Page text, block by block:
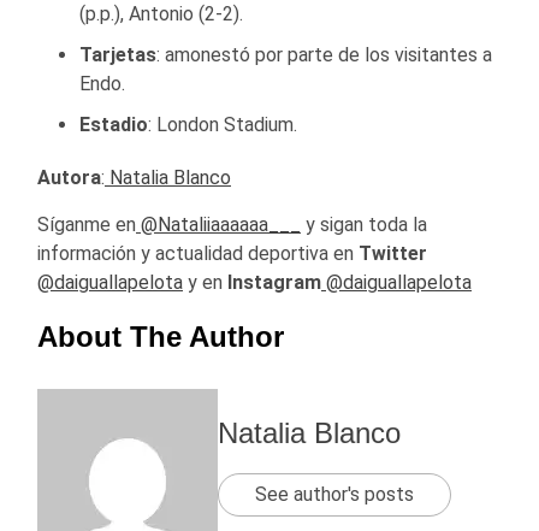
(p.p.), Antonio (2-2).
Tarjetas: amonestó por parte de los visitantes a
Endo.
Estadio: London Stadium.
Autora: Natalia Blanco
Síganme en @Nataliiaaaaaa___
y sigan toda la
información y actualidad deportiva en Twitter
@daiguallapelota y en Instagram @daiguallapelota
About The Author
Natalia Blanco
See author's posts